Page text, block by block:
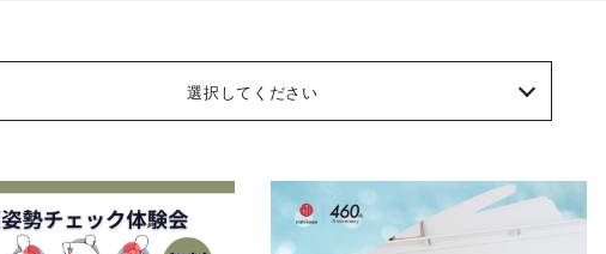
選択してください